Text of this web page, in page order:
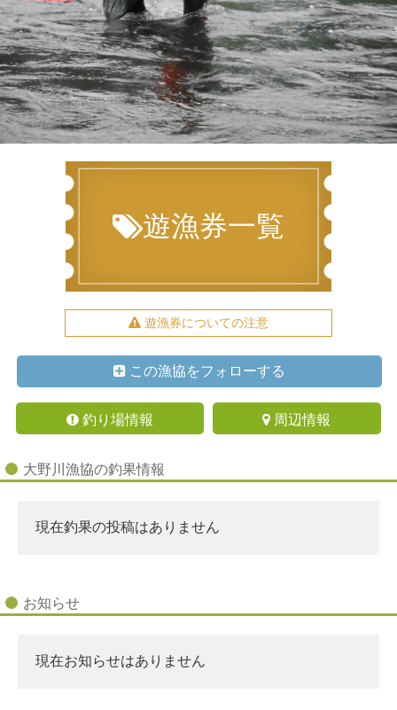
遊漁券一覧
遊漁券についての注意
この漁協をフォローする
釣り場情報 周辺情報
大野川漁協の釣果情報
現在釣果の投稿はありません
お知らせ
現在お知らせはありません